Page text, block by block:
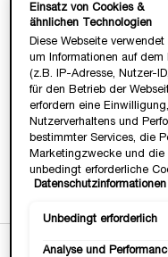
WERDE
Heisse
Exklusive,
JETZT
Gratis Versand
ab 35 Euro
3 Gratis
zu
Einsatz von Cookies &
ähnlichen Technologien
Diese Webseite
um Informationen auf
(z.B. IP-Adresse, Nutzer-
für den Betrieb der
erfordern eine
Nutzerverhaltens und
bestimmter Services, die
Marketingzwecke und die
unbedingt erforderliche
akzeptieren") oder
ebenfalls möglich und
angepasst werden. Für
Datenschutzinformationen
Unbedingt erforderlich
Analyse und